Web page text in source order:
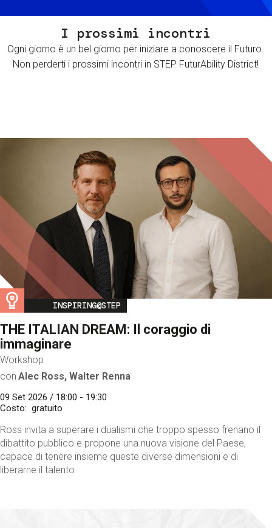
I prossimi incontri
Ogni giorno è un bel giorno per iniziare a conoscere il Futuro.
Non perderti i prossimi incontri in STEP FuturAbility District!
Image
INSPIRING@STEP
THE ITALIAN DREAM: Il coraggio di
immaginare
Workshop
con Alec Ross, Walter Renna
09 Set 2026 / 18:00 - 19:30
Costo
gratuito
Ross invita a superare i dualismi che troppo spesso frenano il
dibattito pubblico e propone una nuova visione del Paese,
capace di tenere insieme queste diverse dimensioni e di
liberarne il talento